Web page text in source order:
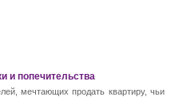
и попечительства
мечтающих продать квартиру, чьи